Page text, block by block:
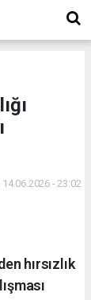
- 23:02
hırsızlık